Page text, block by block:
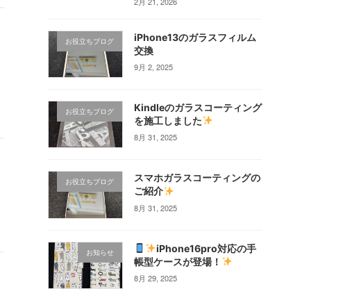
お役立ちブログ
iPhone13のガラスフィルム
交換
9月 2, 2025
お役立ちブログ
Kindleのガラスコーティング
を施工しました
8月 31, 2025
お役立ちブログ
スマホガラスコーティングの
ご紹介
8月 31, 2025
お知らせ
iPhone16pro対応の手
帳型ケースが登場！
8月 29, 2025